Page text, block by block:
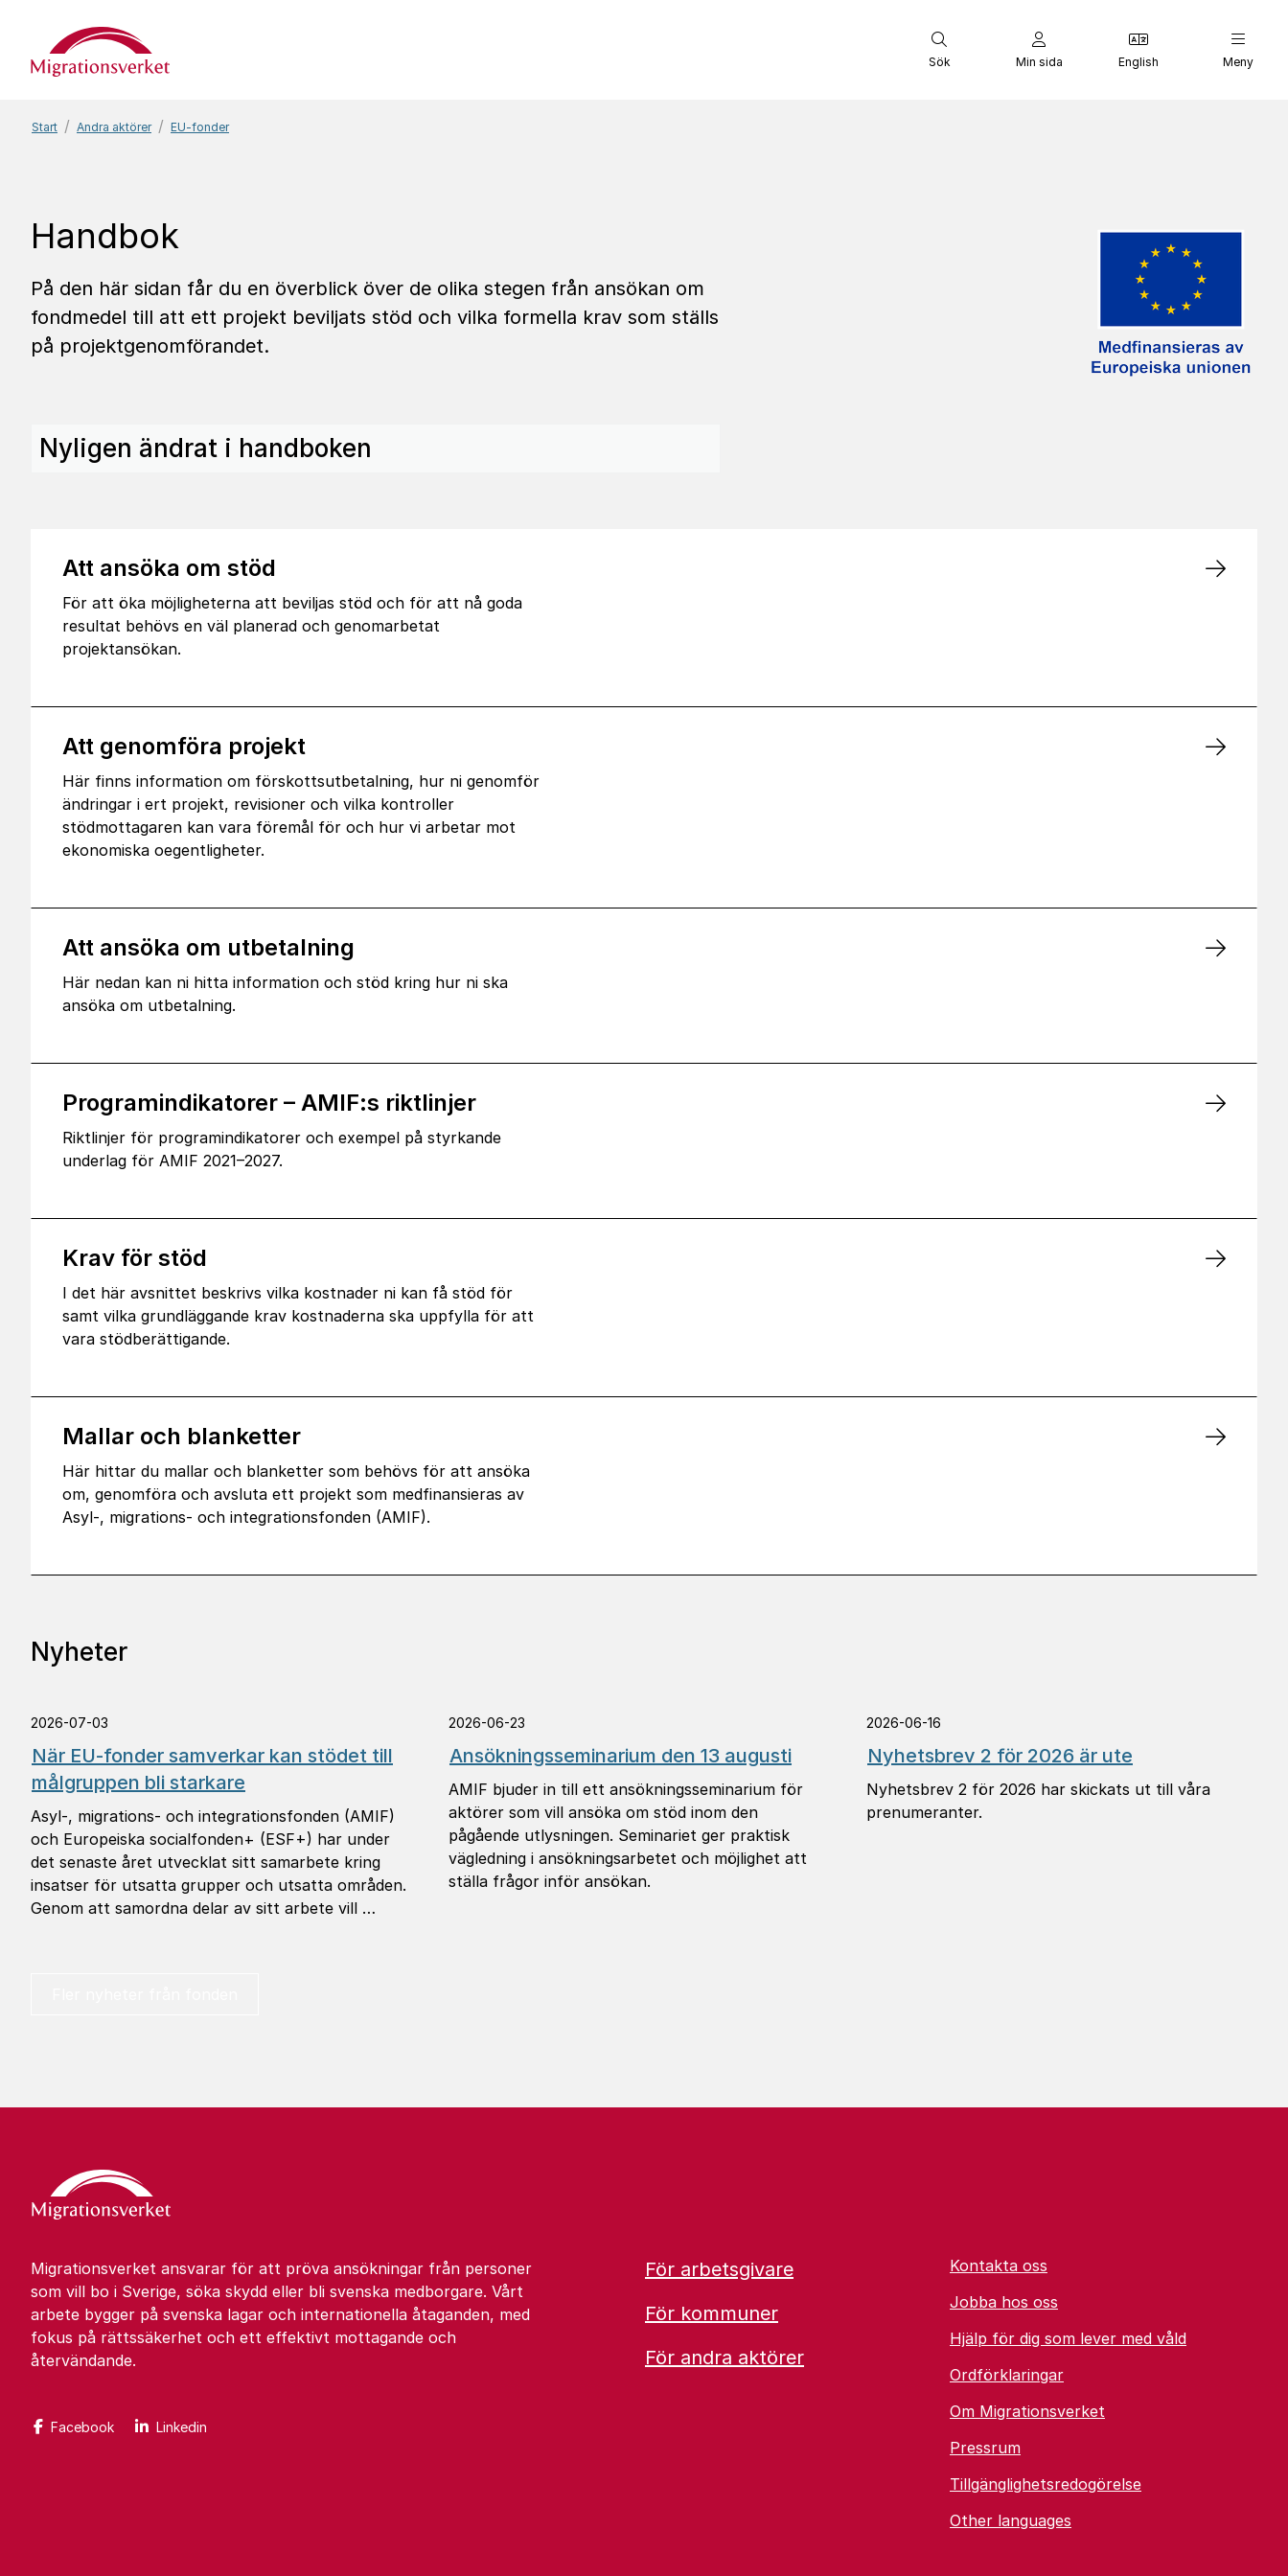
Start
Sök Min sida English Meny
Start Andra aktörer EU-fonder
Handbok
På den här sidan får du en överblick över de olika stegen från ansökan om
fondmedel till att ett projekt beviljats stöd och vilka formella krav som ställs
på projektgenomförandet.
Nyligen ändrat i handboken
Att ansöka om stöd
För att öka möjligheterna att beviljas stöd och för att nå goda
resultat behövs en väl planerad och genomarbetat
projektansökan.
Att genomföra projekt
Här finns information om förskottsutbetalning, hur ni genomför
ändringar i ert projekt, revisioner och vilka kontroller
stödmottagaren kan vara föremål för och hur vi arbetar mot
ekonomiska oegentligheter.
Att ansöka om utbetalning
Här nedan kan ni hitta information och stöd kring hur ni ska
ansöka om utbetalning.
Programindikatorer – AMIF:s riktlinjer
Riktlinjer för programindikatorer och exempel på styrkande
underlag för AMIF 2021–2027.
Krav för stöd
I det här avsnittet beskrivs vilka kostnader ni kan få stöd för
samt vilka grundläggande krav kostnaderna ska uppfylla för att
vara stödberättigande.
Mallar och blanketter
Här hittar du mallar och blanketter som behövs för att ansöka
om, genomföra och avsluta ett projekt som medfinansieras av
Asyl-, migrations- och integrationsfonden (AMIF).
Nyheter
2026-07-03
När EU-fonder samverkar kan stödet till
målgruppen bli starkare
Asyl-, migrations- och integrationsfonden (AMIF)
och Europeiska socialfonden+ (ESF+) har under
det senaste året utvecklat sitt samarbete kring
insatser för utsatta grupper och utsatta områden.
Genom att samordna delar av sitt arbete vill …
2026-06-23
Ansök­nings­se­mi­na­rium den 13 augusti
AMIF bjuder in till ett ansökningsseminarium för
aktörer som vill ansöka om stöd inom den
pågående utlysningen. Seminariet ger praktisk
vägledning i ansökningsarbetet och möjlighet att
ställa frågor inför ansökan.
2026-06-16
Nyhets­brev 2 för 2026 är ute
Nyhetsbrev 2 för 2026 har skickats ut till våra
prenumeranter.
Migrationsverket ansvarar för att pröva ansökningar från personer
som vill bo i Sverige, söka skydd eller bli svenska medborgare. Vårt
arbete bygger på svenska lagar och internationella åtaganden, med
fokus på rättssäkerhet och ett effektivt mottagande och
återvändande.
Facebook Linkedin
För arbetsgivare
För kommuner
För andra aktörer
Kontakta oss
Jobba hos oss
Hjälp för dig som lever med våld
Ordförklaringar
Om Migrationsverket
Pressrum
Tillgänglighetsredogörelse
Other languages